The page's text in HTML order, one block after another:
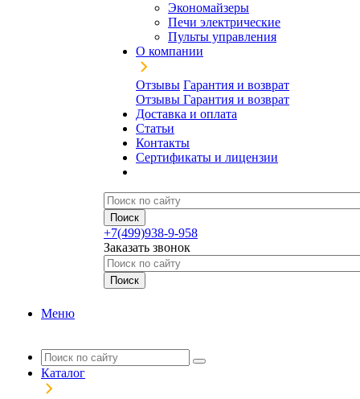
Экономайзеры
Печи электрические
Пульты управления
О компании
Отзывы Гарантия и возврат
Отзывы Гарантия и возврат
Доставка и оплата
Статьи
Контакты
Сертификаты и лицензии
+7(499)938-9-958
Заказать звонок
Меню
Каталог